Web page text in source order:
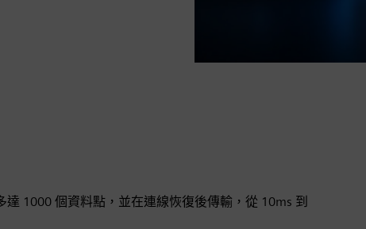
1000 個資料點，並在連線恢復後傳輸，從 10ms 到